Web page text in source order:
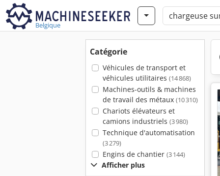
Belgique
Catégorie
Véhicules de transport et
véhicules utilitaires (14 868)
Machines-outils & machines
de travail des métaux (10 310)
Chariots élévateurs et
camions industriels (3 980)
Technique d'automatisation
(3 279)
Engins de chantier (3 144)
Afficher plus